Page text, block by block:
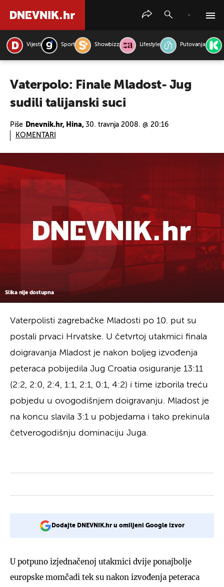
Vijesti Sport Showbizz Lifestyle Putovanja
Vaterpolo: Finale Mladost- Jug
sudili talijanski suci
Piše Dnevnik.hr, Hina, 30. travnja 2008. @ 20:16
KOMENTARI
Slika nije dostupna
Vaterpolisti zagrebačke Mladosti po 10. put su
postali prvaci Hrvatske. U četvrtoj utakmici finala
doigravanja Mladost je nakon boljeg izvođenja
peteraca pobijedila Jug Croatia osiguranje 13:11
(2:2, 2:0, 2:4, 1:1, 2:1, 0:1, 4:2) i time izborila treću
pobjedu u ovogodišnjem doigravanju. Mladost je
na koncu slavila 3:1 u pobjedama i tako prekinula
četverogodišnju dominaciju Juga.
Dodajte DNEVNIK.hr u omiljeni Google izvor
U potpuno izjednačenoj utakmici dvije ponajbolje
europske momčadi tek su nakon izvođenja peteraca
PRETRAŽITE VIJESTI